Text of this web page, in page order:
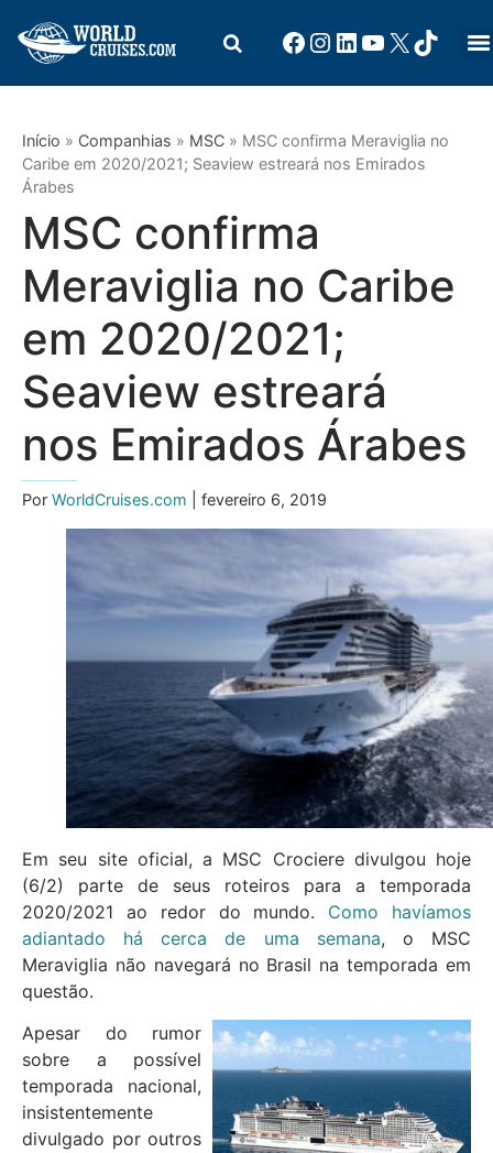
Início » Companhias » MSC » MSC confirma Meraviglia no
Caribe em 2020/2021; Seaview estreará nos Emirados
Árabes
MSC confirma
Meraviglia no Caribe
em 2020/2021;
Seaview estreará
nos Emirados Árabes
Por WorldCruises.com | fevereiro 6, 2019
Em seu site oficial, a MSC Crociere divulgou hoje
(6/2) parte de seus roteiros para a temporada
2020/2021 ao redor do mundo. Como havíamos
adiantado há cerca de uma semana, o MSC
Meraviglia não navegará no Brasil na temporada em
questão.
Apesar do rumor
sobre a possível
temporada nacional,
insistentemente
divulgado por outros